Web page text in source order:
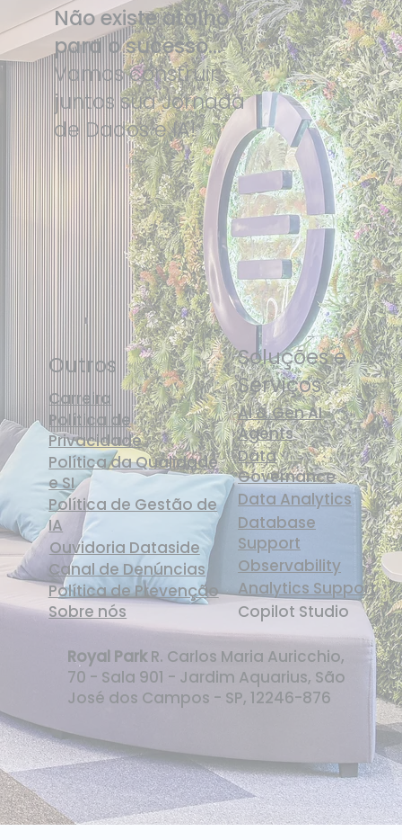
Não existe atalho
para o sucesso...
Vamos construir
juntos sua Jornada
de Dados e IA!
Soluções e
Serviços
AI & Gen AI
Agents
Data
Governance
Data Analytics
Database
Support
Observability
Analytics Support
Copilot Studio
Royal ParkR. Carlos Maria Auricchio,
70 - Sala 901 - Jardim Aquarius, São
José dos Campos - SP, 12246-876
Outros
Carreira
Política de
Privacidade
Política da Qualidade
e SI
Política de Gestão de
IA
Ouvidoria Dataside
Canal de Denúncias
Política de Prevenção
Sobre nós